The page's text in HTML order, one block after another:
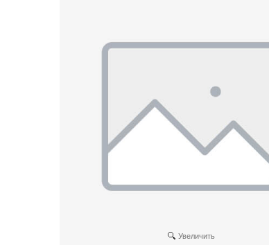
Увеличить